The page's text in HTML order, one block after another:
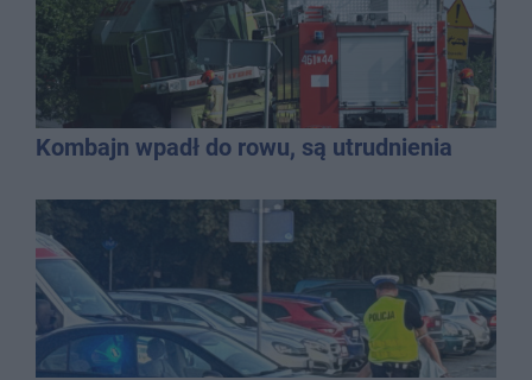
Kombajn wpadł do rowu, są utrudnienia